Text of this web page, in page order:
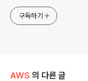
구독하기
AWS 의 다른 글